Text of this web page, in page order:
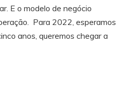
E o modelo de negócio
Para 2022, esperamos
anos, queremos chegar a